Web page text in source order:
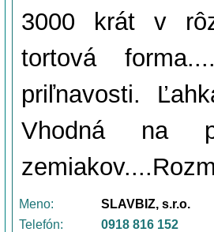
3000 krát v
tortová
priľnavosti.
Vhodná na
Meno:
SLAVBIZ, s.r.o.
Telefón:
0918 816 152